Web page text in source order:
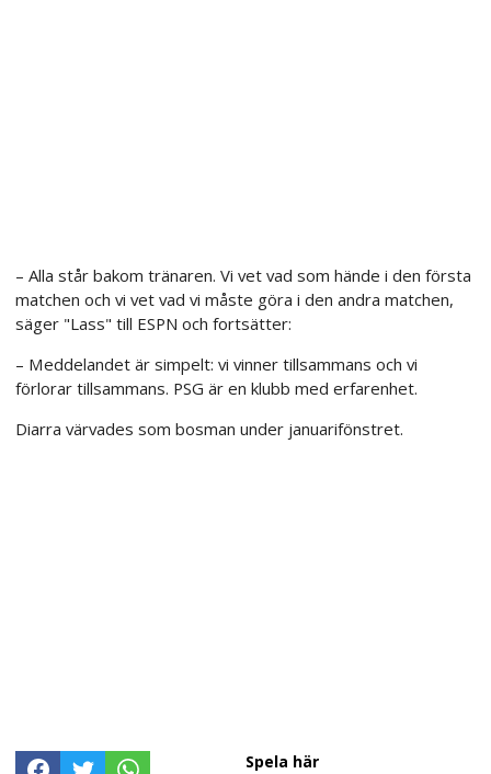
– Alla står bakom tränaren. Vi vet vad som hände i den första
matchen och vi vet vad vi måste göra i den andra matchen,
säger "Lass" till ESPN och fortsätter:
– Meddelandet är simpelt: vi vinner tillsammans och vi
förlorar tillsammans. PSG är en klubb med erfarenhet.
Diarra värvades som bosman under januarifönstret.
Spela här